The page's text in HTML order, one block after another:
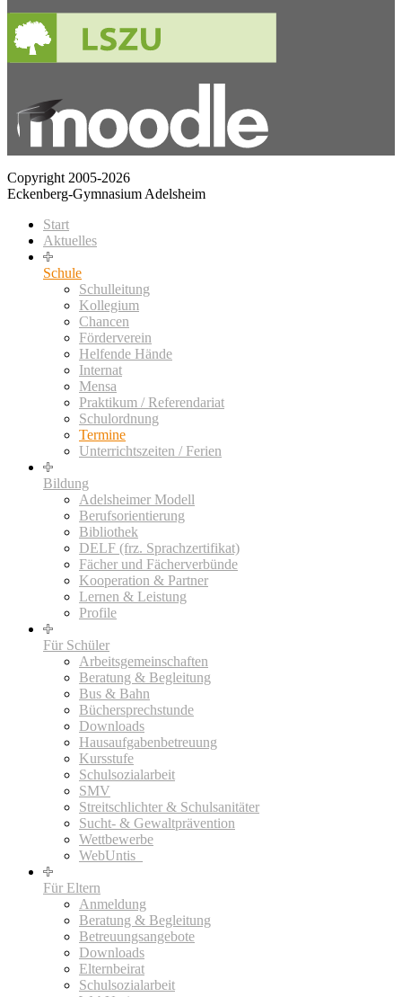
Copyright 2005-2026
Eckenberg-Gymnasium Adelsheim
Start
Aktuelles
Schule
Schulleitung
Kollegium
Chancen
Förderverein
Helfende Hände
Internat
Mensa
Praktikum / Referendariat
Schulordnung
Termine
Unterrichtszeiten / Ferien
Bildung
Adelsheimer Modell
Berufsorientierung
Bibliothek
DELF (frz. Sprachzertifikat)
Fächer und Fächerverbünde
Kooperation & Partner
Lernen & Leistung
Profile
Für Schüler
Arbeitsgemeinschaften
Beratung & Begleitung
Bus & Bahn
Büchersprechstunde
Downloads
Hausaufgabenbetreuung
Kursstufe
Schulsozialarbeit
SMV
Streitschlichter & Schulsanitäter
Sucht- & Gewaltprävention
Wettbewerbe
WebUntis_
Für Eltern
Anmeldung
Beratung & Begleitung
Betreuungsangebote
Downloads
Elternbeirat
Schulsozialarbeit